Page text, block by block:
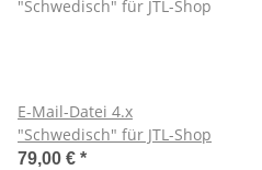
E-Mail-Datei 4.x
"Schwedisch" für JTL-Shop
79,00 € *